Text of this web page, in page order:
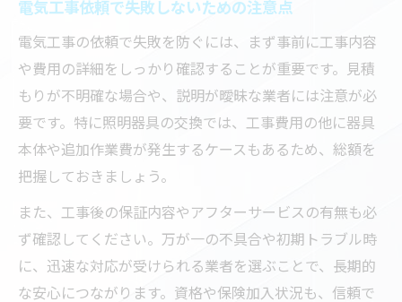
電気工事依頼で失敗しないための注意点
電気工事の依頼で失敗を防ぐには、まず事前に工事内容
や費用の詳細をしっかり確認することが重要です。見積
もりが不明確な場合や、説明が曖昧な業者には注意が必
要です。特に照明器具の交換では、工事費用の他に器具
本体や追加作業費が発生するケースもあるため、総額を
把握しておきましょう。
また、工事後の保証内容やアフターサービスの有無も必
ず確認してください。万が一の不具合や初期トラブル時
に、迅速な対応が受けられる業者を選ぶことで、長期的
な安心につながります。資格や保険加入状況も、信頼で